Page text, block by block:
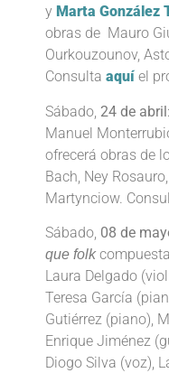
y Marta González
obras de Mauro
Ourkouzounov,
Consulta aquí el
Sábado, 24 de abril
Manuel
ofrecerá obras de
Bach, Ney
Martynciow.
Sábado, 08 de
que folk
Laura Delgado
Teresa García
Gutiérrez (piano),
Enrique Jiménez
Diogo Silva (voz),